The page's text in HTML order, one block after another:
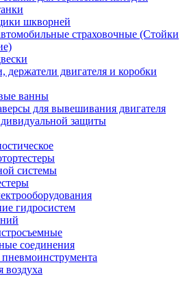
шкворней
страховочные (Стойки
держатели двигателя и коробки
ванны
для вывешивания двигателя
защиты
системы
гидросистем
соединения
воздуха